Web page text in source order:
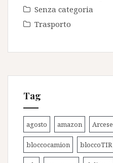
Senza categoria
Trasporto
Tag
agosto amazon Arcese
bloccocamion bloccoTIR